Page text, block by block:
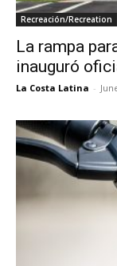
Recreación/Recreation
La rampa
inauguró
La Costa Latina -